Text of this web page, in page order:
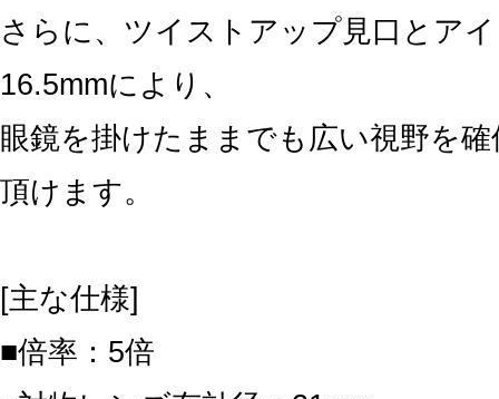
さらに、ツイストアップ見口とア
16.5mmにより、
眼鏡を掛けたままでも広い視野を
頂けます。
[主な仕様]
■倍率：5倍